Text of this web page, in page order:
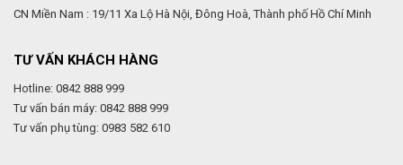
CN Miền Nam : 19/11 Xa Lộ Hà Nội, Đông Hoà, Thành phố Hồ Chí Minh
TƯ VẤN KHÁCH HÀNG
Hotline: 0842 888 999
Tư vấn bán máy: 0842 888 999
Tư vấn phụ tùng: 0983 582 610